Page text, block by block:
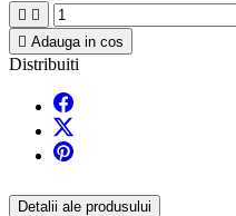
 
 Adauga in cos
Distribuiti
Detalii ale produsului